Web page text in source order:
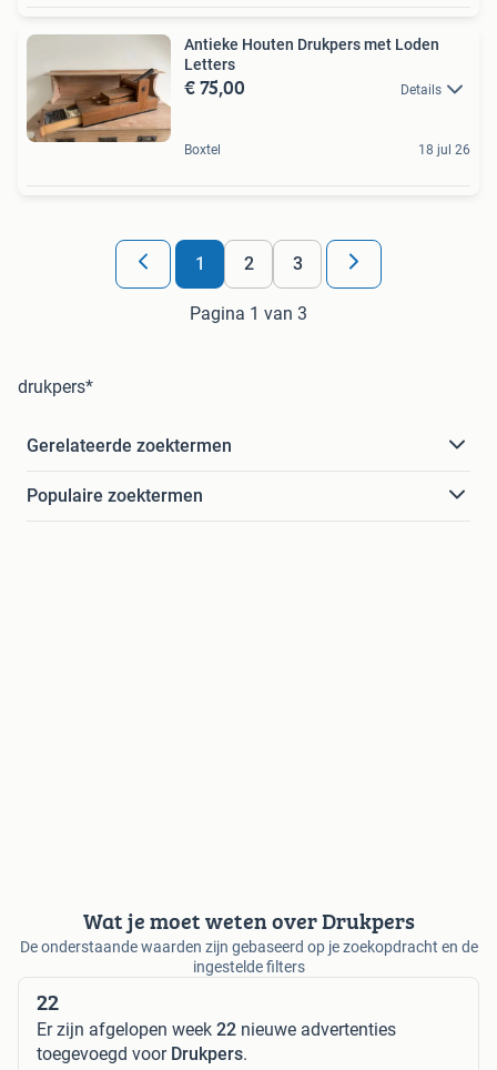
Antieke Houten Drukpers met Loden
Letters
€ 75,00 Details
Boxtel 18 jul 26
1 2 3
Pagina 1 van 3
drukpers*
Gerelateerde zoektermen
Populaire zoektermen
Wat je moet weten over Drukpers
De onderstaande waarden zijn gebaseerd op je zoekopdracht en de
ingestelde filters
22
Er zijn afgelopen week 22 nieuwe advertenties
toegevoegd voor Drukpers.